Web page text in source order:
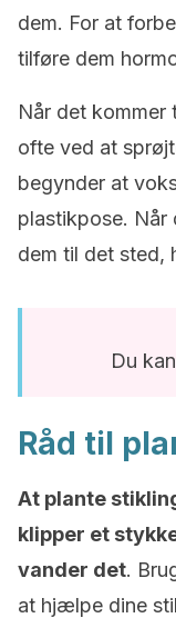
dem. For at
tilføre dem
Når det kommer
ofte ved at
begynder at
plastikpose. Når
dem til det sted,
Du
Råd til
At plante
klipper et
vander det.
at hjælpe dine